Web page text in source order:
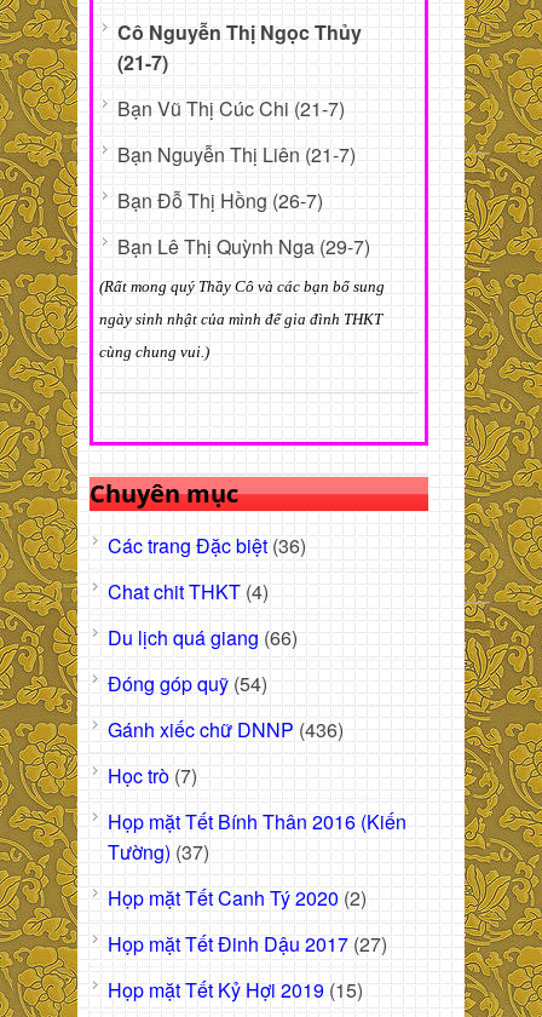
Cô Nguyễn Thị Ngọc Thủy
(21-7)
Bạn Vũ Thị Cúc Chi (21-7)
Bạn Nguyễn Thị Liên (21-7)
Bạn Đỗ Thị Hồng (26-7)
Bạn Lê Thị Quỳnh Nga (29-7)
(Rất mong quý Thầy Cô và các bạn bổ sung
ngày sinh nhật của mình để gia đình THKT
cùng chung vui.)
Chuyên mục
Các trang Đặc biệt (36)
Chat chit THKT (4)
Du lịch quá giang (66)
Đóng góp quỹ (54)
Gánh xiếc chữ DNNP (436)
Học trò (7)
Họp mặt Tết Bính Thân 2016 (Kiến
Tường) (37)
Họp mặt Tết Canh Tý 2020 (2)
Họp mặt Tết Đinh Dậu 2017 (27)
Họp mặt Tết Kỷ Hợi 2019 (15)